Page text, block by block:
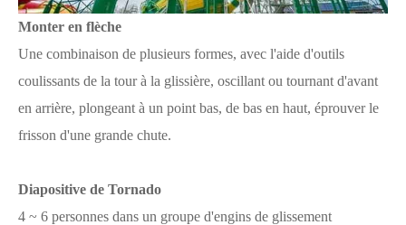
Monter en flèche
Une combinaison de plusieurs formes, avec l'aide d'outils
coulissants de la tour à la glissière, oscillant ou tournant d'avant
en arrière, plongeant à un point bas, de bas en haut, éprouver le
frisson d'une grande chute.
Diapositive de Tornado
4 ~ 6 personnes dans un groupe d'engins de glissement